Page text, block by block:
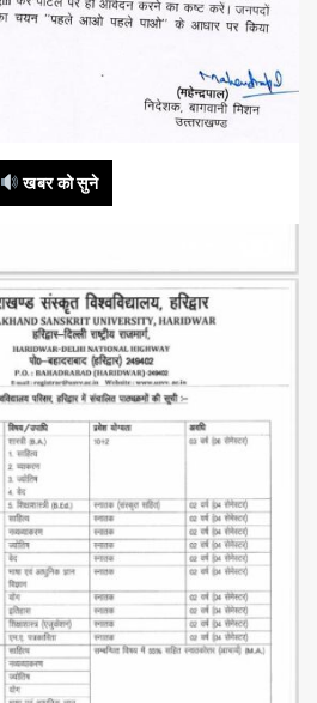
खबर को सुने